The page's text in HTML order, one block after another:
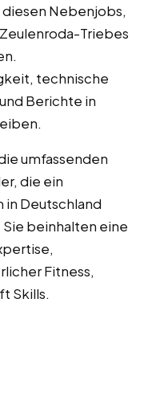
Nebenjobs,
Triebes
technische
Berichte in
umfassenden
die ein
in Deutschland
beinhalten eine
Fitness,
Skills.